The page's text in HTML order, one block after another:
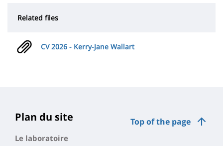
Related files
CV 2026 - Kerry-Jane Wallart
Top of the page
Plan du site
Le laboratoire